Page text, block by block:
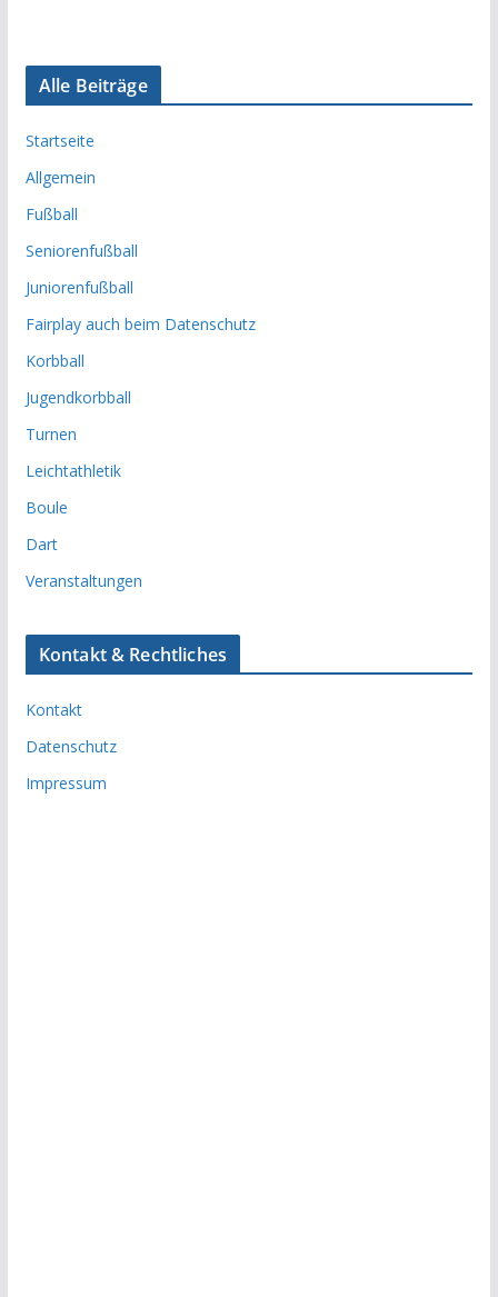
Alle Beiträge
Startseite
Allgemein
Fußball
Seniorenfußball
Juniorenfußball
Fairplay auch beim Datenschutz
Korbball
Jugendkorbball
Turnen
Leichtathletik
Boule
Dart
Veranstaltungen
Kontakt & Rechtliches
Kontakt
Datenschutz
Impressum